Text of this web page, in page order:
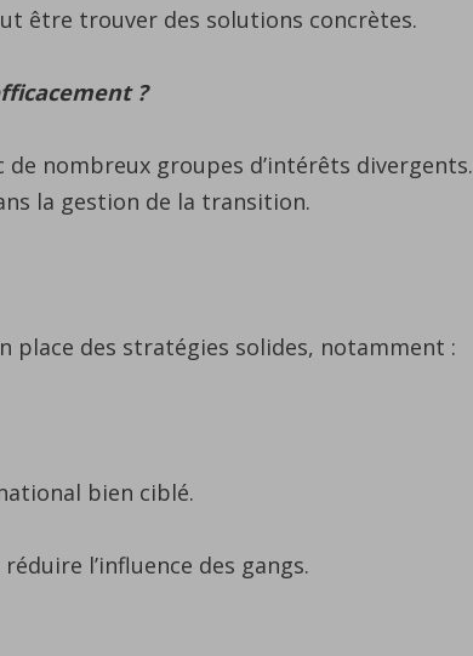
être trouver des solutions concrètes.
?
nombreux groupes d’intérêts divergents.
la gestion de la transition.
place des stratégies solides, notamment :
bien ciblé.
l’influence des gangs.